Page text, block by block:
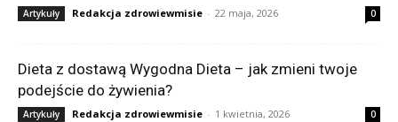
Artykuły Redakcja zdrowiewmisie - 22 maja, 2026 0
Dieta z dostawą Wygodna Dieta – jak zmieni twoje
podejście do żywienia?
Artykuły Redakcja zdrowiewmisie - 1 kwietnia, 2026 0